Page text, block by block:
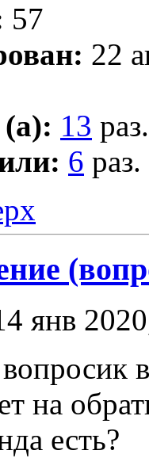
57
22
13 раз.
6 раз.
янв
на
есть?